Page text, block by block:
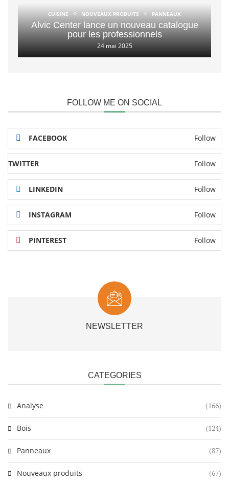
CUISINE NOUVEAUX PRODUITS PANNEAUX
Alvic Center lance un nouveau catalogue
pour les professionnels
24 mai 2025
FOLLOW ME ON SOCIAL
FACEBOOK Follow
TWITTER Follow
LINKEDIN Follow
INSTAGRAM Follow
PINTEREST Follow
NEWSLETTER
CATEGORIES
Analyse (166)
Bois (124)
Panneaux (87)
Nouveaux produits (67)